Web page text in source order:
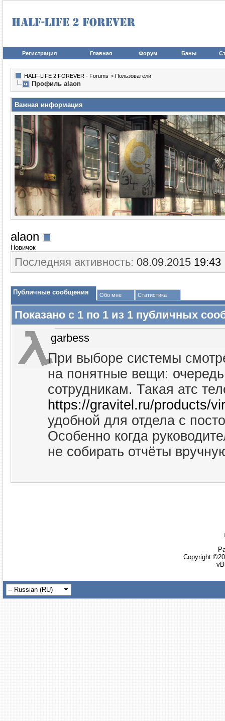
Регистрация Главная Форум Баны
HALF-LIFE 2 FOREVER - Forums > Пользователи
Профиль alaon
Важная информация
alaon
Новичок
Последняя активность: 08.09.2015 19:43
Публичные сообщения Обо мне Статистика
Показано с 1 по 1 из 1 публичных
garbess
При выборе системы
на понятные вещи:
сотрудникам. Такая атс
https://gravitel.ru/products/
удобной для отдела с
Особенно когда
не собирать отчёты
Copyright